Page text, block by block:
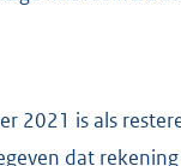
2021 is als
dat